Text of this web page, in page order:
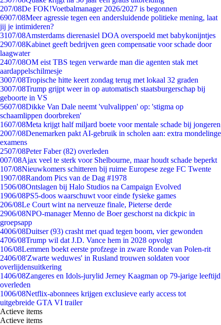
207/08De FOK!Voetbalmanager 2026/2027 is begonnen
6907/08Meer agressie tegen een andersluidende politieke mening, laat
jij je intimideren?
3107/08Amsterdams dierenasiel DOA overspoeld met babykonijntjes
2907/08Kabinet geeft bedrijven geen compensatie voor schade door
laagwater
2407/08OM eist TBS tegen verwarde man die agenten stak met
aardappelschilmesje
3007/08Tropische hitte keert zondag terug met lokaal 32 graden
3007/08Trump grijpt weer in op automatisch staatsburgerschap bij
geboorte in VS
5607/08Dikke Van Dale neemt 'vulvalippen' op: 'stigma op
schaamlippen doorbreken'
1607/08Meta krijgt half miljard boete voor mentale schade bij jongeren
2007/08Denemarken pakt AI-gebruik in scholen aan: extra mondelinge
examens
2507/08Peter Faber (82) overleden
007/08Ajax veel te sterk voor Shelbourne, maar houdt schade beperkt
107/08Nieuwkomers schitteren bij ruime Europese zege FC Twente
1907/08Random Pics van de Dag #1978
1506/08Ontslagen bij Halo Studios na Campaign Evolved
1906/08PS5-doos waarschuwt voor einde fysieke games
206/08Le Court wint na nerveuze finale, Pieterse derde
2906/08NPO-manager Menno de Boer geschorst na dickpic in
groepsapp
4006/08Duitser (93) crasht met quad tegen boom, vier gewonden
4706/08Trump wil dat J.D. Vance hem in 2028 opvolgt
106/08Lemmen boekt eerste profzege in zware Ronde van Polen-rit
2406/08'Zwarte weduwes' in Rusland trouwen soldaten voor
overlijdensuitkering
1406/08Zangeres en Idols-jurylid Jerney Kaagman op 79-jarige leeftijd
overleden
1006/08Netflix-abonnees krijgen exclusieve early access tot
uitgebreide GTA VI trailer
Actieve items
Actieve items